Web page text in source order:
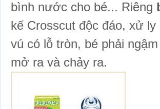
bình nước cho bé... Riêng
kế Crosscut độc đáo, xử
vú có lỗ tròn, bé phải
mở ra và chảy ra.